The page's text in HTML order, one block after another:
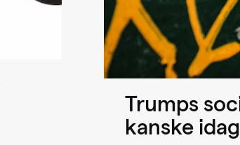
Trumps
kanske idag